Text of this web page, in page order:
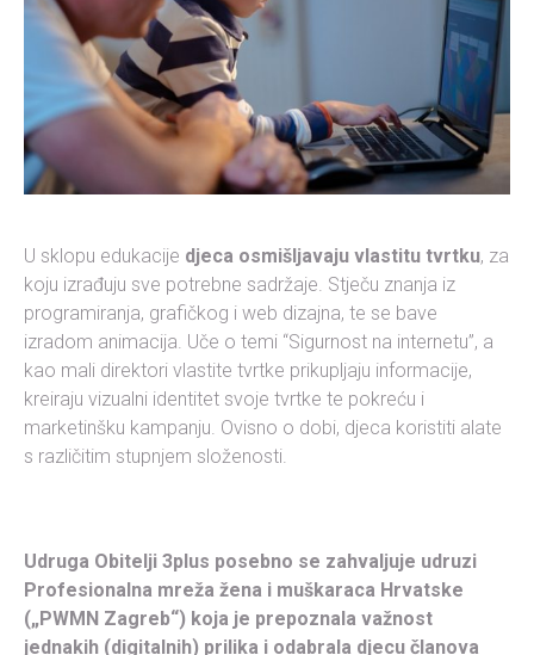
U sklopu edukacije djeca osmišljavaju vlastitu tvrtku, za
koju izrađuju sve potrebne sadržaje. Stječu znanja iz
programiranja, grafičkog i web dizajna, te se bave
izradom animacija. Uče o temi “Sigurnost na internetu”, a
kao mali direktori vlastite tvrtke prikupljaju informacije,
kreiraju vizualni identitet svoje tvrtke te pokreću i
marketinšku kampanju. Ovisno o dobi, djeca koristiti alate
s različitim stupnjem složenosti.
Udruga Obitelji 3plus posebno se zahvaljuje udruzi
Profesionalna mreža žena i muškaraca Hrvatske
(„PWMN Zagreb“) koja je prepoznala važnost
jednakih (digitalnih) prilika i odabrala djecu članova